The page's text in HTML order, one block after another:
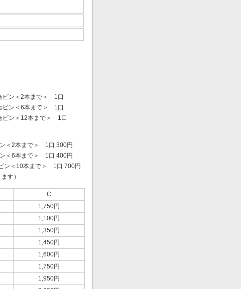
ビン＜2本まで＞ 1口
ビン＜6本まで＞ 1口
ビン＜12本まで＞ 1口
ン＜2本まで＞ 1口 300円
ン＜6本まで＞ 1口 400円
ン＜10本まで＞ 1口 700円
す）
C
1,750円
1,100円
1,350円
1,450円
1,600円
1,750円
1,950円